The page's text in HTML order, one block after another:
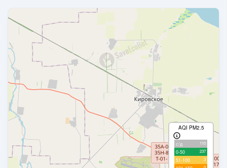
AQI PM2.5
с/д 110
0-50 237
51-100 3